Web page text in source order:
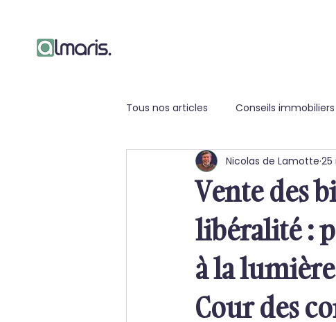
Tous nos articles Conseils immobiliers
Vente des
libéralité :
à la
Cour des
Nicolas de Lamotte 25